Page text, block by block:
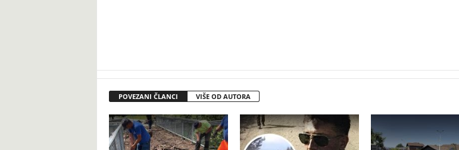
POVEZANI ČLANCI VIŠE OD AUTORA